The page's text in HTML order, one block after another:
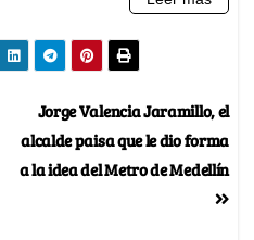
Jorge Valencia Jaramillo, el
alcalde paisa que le dio forma
a la idea del Metro de Medellín